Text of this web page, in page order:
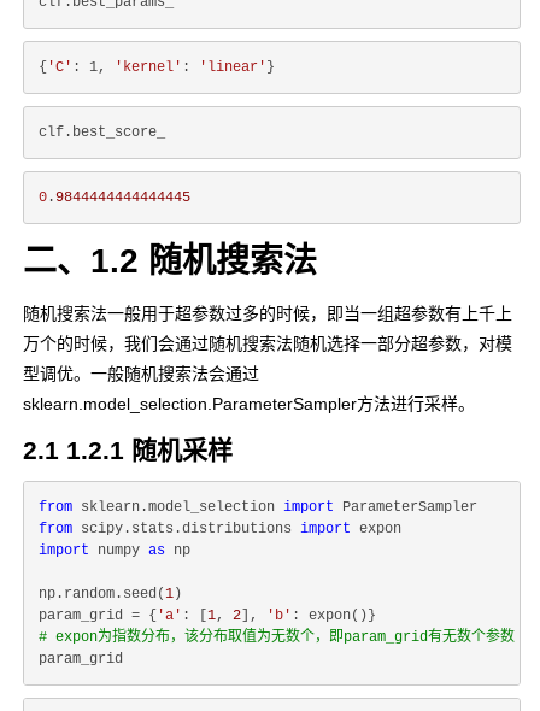
{ 'C' : 1, 'kernel' : 'linear'
0 .9844444444444445
二、1.2 随机搜索法
随机搜索法一般用于超参数过多的时候，即当一组超参数有上千上
万个的时候，我们会通过随机搜索法随机选择一部分超参数，对模
型调优。一般随机搜索法会通过
sklearn.model_selection.ParameterSampler方法进行采样。
2.1 1.2.1 随机采样
from sklearn.model_selection import
from scipy.stats.distributions import
import numpy as np
np.random.seed(1 )
param_grid = { 'a' : [ 1, 2 ], 'b'
# expon为指数分布，该分布取值为无数个，即param_grid有无数个参数